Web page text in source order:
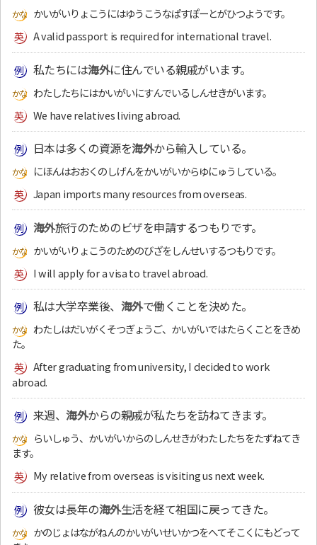
かいがいりょこうにはゆうこうなぱすぽーとがひつようです。
A valid passport is required for international travel.
私たちには海外に住んでいる親戚がいます。
わたしたちにはかいがいにすんでいるしんせきがいます。
We have relatives living abroad.
日本は多くの資源を海外から輸入している。
にほんはおおくのしげんをかいがいからゆにゅうしている。
Japan imports many resources from overseas.
海外旅行のためのビザを申請するつもりです。
かいがいりょこうのためのびざをしんせいするつもりです。
I will apply for a visa to travel abroad.
私は大学卒業後、 海外で働くことを決めた。
わたしはだいがくそつぎょうご、かいがいではたらくことをきめ
た。
After graduating from university, I decided to work
abroad.
来週、 海外からの親戚が私たちを訪ねてきます。
らいしゅう、かいがいからのしんせきがわたしたちをたずねてき
ます。
My relative from overseas is visiting us next week.
彼女は長年の海外生活を経て祖国に戻ってきた。
かのじょはながねんのかいがいせいかつをへてそこくにもどって